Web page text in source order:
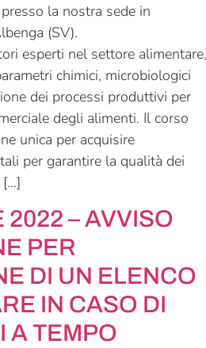
la nostra sede in
(SV).
esperti nel settore
chimici, microbiologici
dei processi produttivi per
degli alimenti. Il corso
unica per acquisire
per garantire la qualità dei
[…]
2022 – AVVISO
PER
DI UN ELENCO
IN CASO DI
A TEMPO